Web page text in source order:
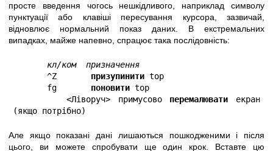
просте введення чогось нешкідливого, наприклад символу
пунктуації або клавіші пересування курсора, зазвичай,
відновлює нормальний показ даних. В екстремальних
випадках, майже напевно, спрацює така послідовність:
кл/ком  призначення
       ^Z
призупинити top
       fg
поновити top
       <Ліворуч> примусово
перемалювати екран
(якщо потрібно)
Але якщо показані дані лишаються пошкодженими і після
цього, ви можете спробувати ще один крок. Вставте цю